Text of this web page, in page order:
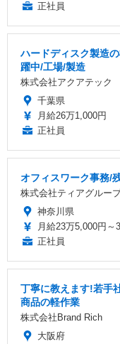
正社員
ハードディスク製造
躍中/工場/製造
株式会社アクアテック
千葉県
月給26万1,000円
正社員
オフィスワーク事務/
株式会社ティアグルー
神奈川県
月給23万5,000円～
正社員
丁寧に教えます!若手
商品の軽作業
株式会社Brand Rich
大阪府